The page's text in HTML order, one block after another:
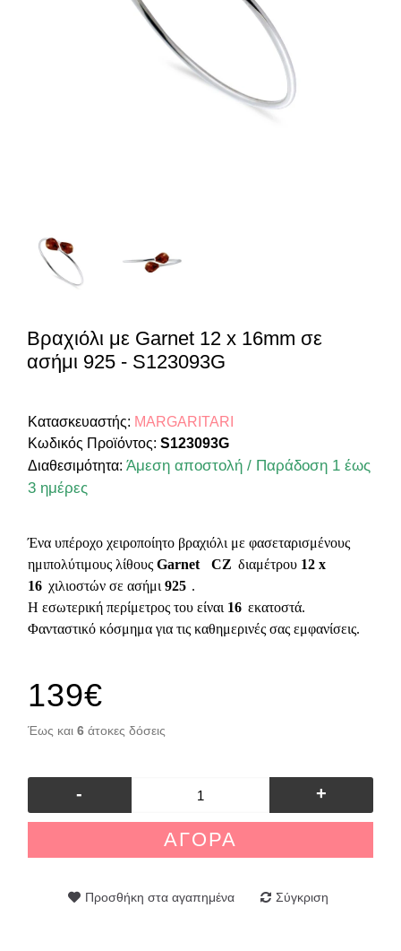
Βραχιόλι με Garnet 12 x 16mm σε
ασήμι 925 - S123093G
Κατασκευαστής: MARGARITARI
Κωδικός Προϊόντος: S123093G
Διαθεσιμότητα: Άμεση αποστολή / Παράδοση 1 έως
3 ημέρες
Ένα υπέροχο χειροποίητο βραχιόλι με φασεταρισμένους
ημιπολύτιμους λίθους Garnet CZ διαμέτρου 12 x
16 χιλιοστών σε ασήμι 925 .
H εσωτερική περίμετρος του είναι 16 εκατοστά.
Φανταστικό κόσμημα για τις καθημερινές σας εμφανίσεις.
139€
Έως και 6 άτοκες δόσεις
- +
ΑΓΟΡΆ
Προσθήκη στα αγαπημένα Σύγκριση